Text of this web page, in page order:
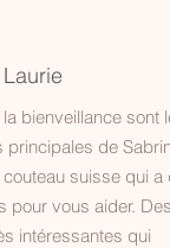
Laurie
bienveillance sont
principales de
couteau suisse qui a
pour vous aider. Des
intéressantes qui